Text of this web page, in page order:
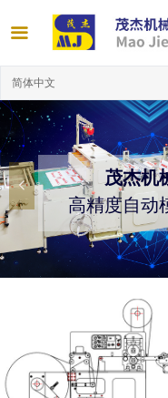
끀
茂杰机
高精度自动
넳
简体中文